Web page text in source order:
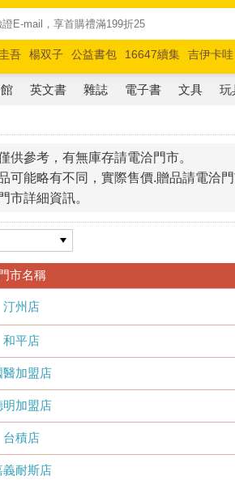
吾 楊双子 公益書包 16647續集 吉伊卡哇
路邊攤新作 馬斯克 玩具總動員5 超慢跑
英文書 雜誌 電子書 文具 玩
參考，有無庫存請電洽門市。
能略有不同，實際售價.贈品請電洽門
市詳細資訊。
市名稱
汀州店
和平店
醫加盟店
明加盟店
台積店
義耐斯店